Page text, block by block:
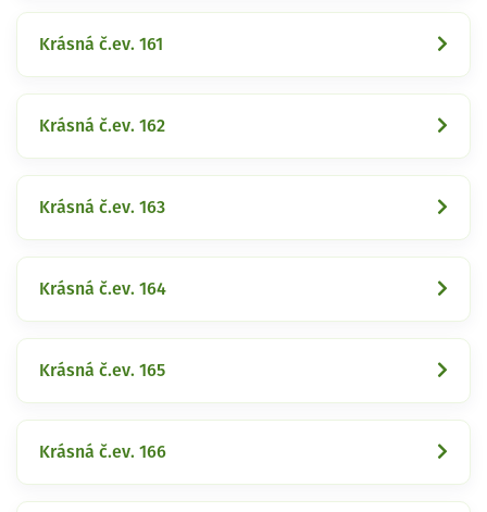
Krásná č.ev. 161
Krásná č.ev. 162
Krásná č.ev. 163
Krásná č.ev. 164
Krásná č.ev. 165
Krásná č.ev. 166